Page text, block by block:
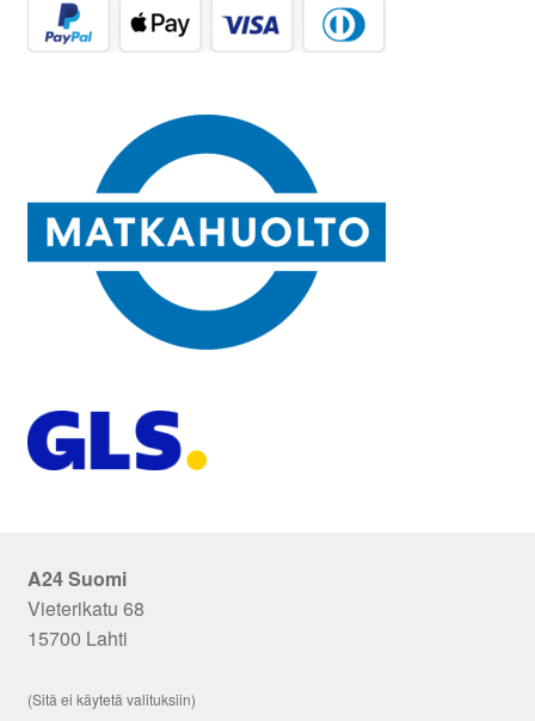
A24 Suomi
Vieterikatu 68
15700 Lahti
(Sitä ei käytetä valituksiin)